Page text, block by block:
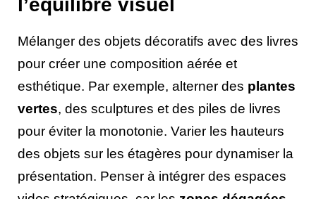
l’équilibre visuel
Mélanger des objets décoratifs avec des livres
pour créer une composition aérée et
esthétique. Par exemple, alterner des plantes
vertes, des sculptures et des piles de livres
pour éviter la monotonie. Varier les hauteurs
des objets sur les étagères pour dynamiser la
présentation. Penser à intégrer des espaces